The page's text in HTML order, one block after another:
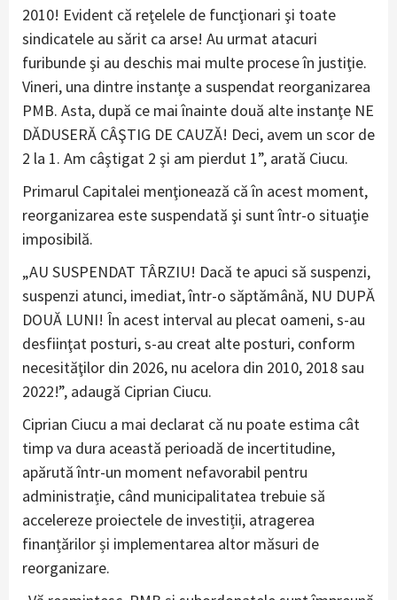
2010! Evident că reţelele de funcţionari şi toate
sindicatele au sărit ca arse! Au urmat atacuri
furibunde şi au deschis mai multe procese în justiţie.
Vineri, una dintre instanţe a suspendat reorganizarea
PMB. Asta, după ce mai înainte două alte instanţe NE
DĂDUSERĂ CÂŞTIG DE CAUZĂ! Deci, avem un scor de
2 la 1. Am câştigat 2 şi am pierdut 1”, arată Ciucu.
Primarul Capitalei menţionează că în acest moment,
reorganizarea este suspendată şi sunt într-o situaţie
imposibilă.
„AU SUSPENDAT TÂRZIU! Dacă te apuci să suspenzi,
suspenzi atunci, imediat, într-o săptămână, NU DUPĂ
DOUĂ LUNI! În acest interval au plecat oameni, s-au
desfiinţat posturi, s-au creat alte posturi, conform
necesităţilor din 2026, nu acelora din 2010, 2018 sau
2022!”, adaugă Ciprian Ciucu.
Ciprian Ciucu a mai declarat că nu poate estima cât
timp va dura această perioadă de incertitudine,
apărută într-un moment nefavorabil pentru
administrație, când municipalitatea trebuie să
accelereze proiectele de investiții, atragerea
finanțărilor și implementarea altor măsuri de
reorganizare.